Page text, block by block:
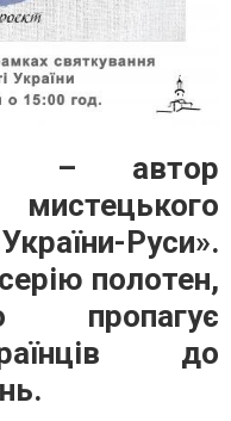
– автор
Руси».
полотен,
пропагує
до